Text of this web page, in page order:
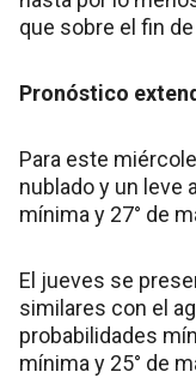
que sobre el fin de
Pronóstico
Para este
nublado y un leve
mínima y 27° de
El jueves se
similares con el
probabilidades
mínima y 25° de